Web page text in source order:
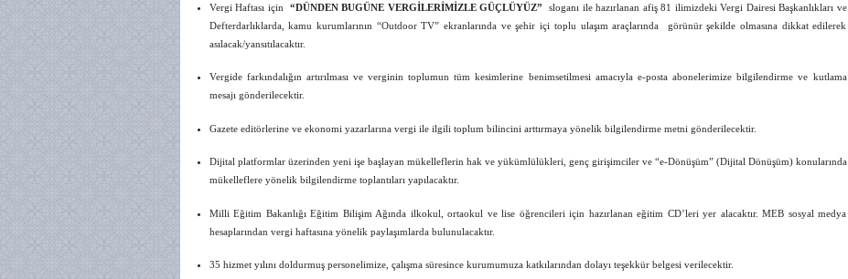
Vergi Haftası için “DÜNDEN BUGÜNE VERGİLERİMİZLE GÜÇLÜYÜZ” sloganı ile hazırlanan afiş 81 ilimizdeki Vergi Dairesi Başkanlıkları ve
Defterdarlıklarda, kamu kurumlarının “Outdoor TV” ekranlarında ve şehir içi toplu ulaşım araçlarında görünür şekilde olmasına dikkat edilerek
asılacak/yansıtılacaktır.
Vergide farkındalığın artırılması ve verginin toplumun tüm kesimlerine benimsetilmesi amacıyla e-posta abonelerimize bilgilendirme ve kutlama
mesajı gönderilecektir.
Gazete editörlerine ve ekonomi yazarlarına vergi ile ilgili toplum bilincini arttırmaya yönelik bilgilendirme metni gönderilecektir.
Dijital platformlar üzerinden yeni işe başlayan mükelleflerin hak ve yükümlülükleri, genç girişimciler ve “e-Dönüşüm” (Dijital Dönüşüm) konularında
mükelleflere yönelik bilgilendirme toplantıları yapılacaktır.
Milli Eğitim Bakanlığı Eğitim Bilişim Ağında ilkokul, ortaokul ve lise öğrencileri için hazırlanan eğitim CD’leri yer alacaktır. MEB sosyal medya
hesaplarından vergi haftasına yönelik paylaşımlarda bulunulacaktır.
35 hizmet yılını doldurmuş personelimize, çalışma süresince kurumumuza katkılarından dolayı teşekkür belgesi verilecektir.